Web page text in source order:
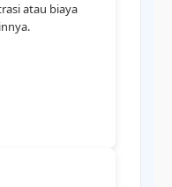
atau biaya